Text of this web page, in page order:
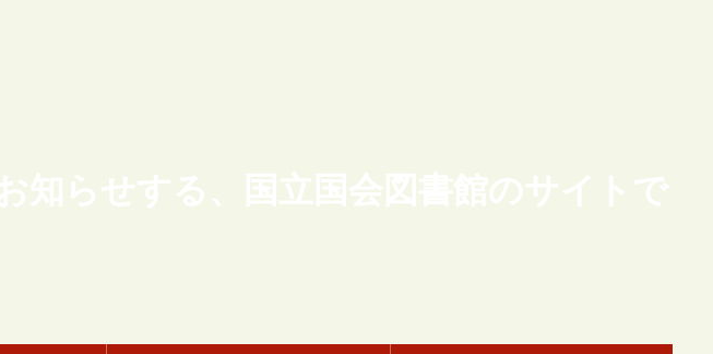
知らせする、国立国会図書館のサイトで